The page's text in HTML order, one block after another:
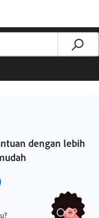
dengan lebih